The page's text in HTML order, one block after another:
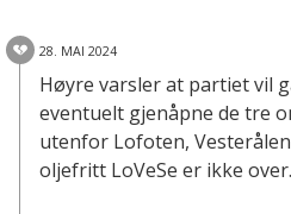
28. MAI 2024
Høyre varsler at partiet vil
eventuelt gjenåpne de tre
utenfor Lofoten,
oljefritt LoVeSe er ikke over.